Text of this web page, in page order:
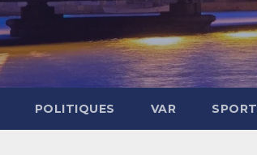
POLITIQUES VAR SPORT